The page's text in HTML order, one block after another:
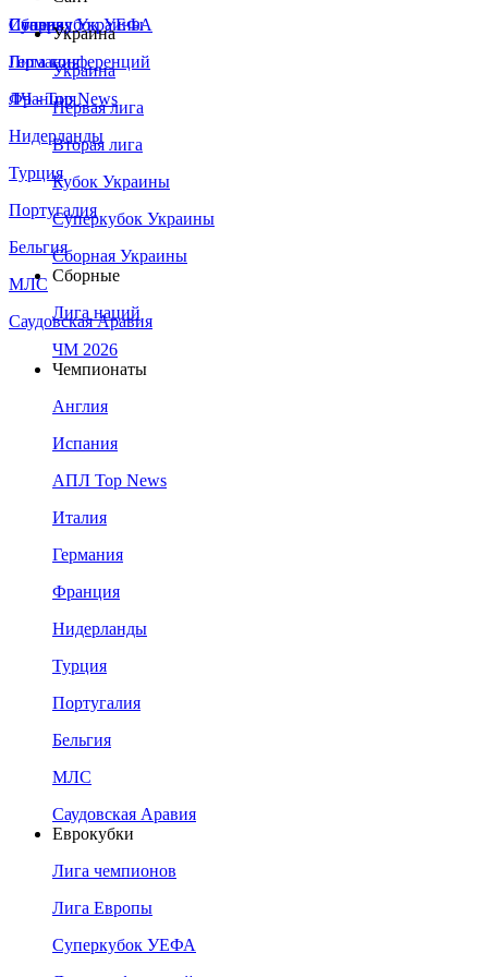
Сборная Украины
Италия
Германия
Франция
Нидерланды
Турция
Португалия
Бельгия
МЛС
Саудовская Аравия
Суперкубок УЕФА
Лига конференций
ЛЧ - Top News
Украина
Украина
Первая лига
Вторая лига
Кубок Украины
Суперкубок Украины
Сборная Украины
Сборные
Лига наций
ЧМ 2026
Чемпионаты
Англия
Испания
АПЛ Top News
Италия
Германия
Франция
Нидерланды
Турция
Португалия
Бельгия
МЛС
Саудовская Аравия
Еврокубки
Лига чемпионов
Лига Европы
Суперкубок УЕФА